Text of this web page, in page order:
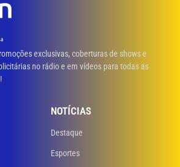
exclusivas, coberturas de shows e
no rádio e em vídeos para todas as
NOTÍCIAS
Destaque
Esportes